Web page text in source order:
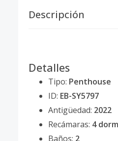
Descripción
Detalles
Tipo: Penthouse
ID: EB-SY5797
Antigüedad: 2022
Recámaras: 4
Baños: 2